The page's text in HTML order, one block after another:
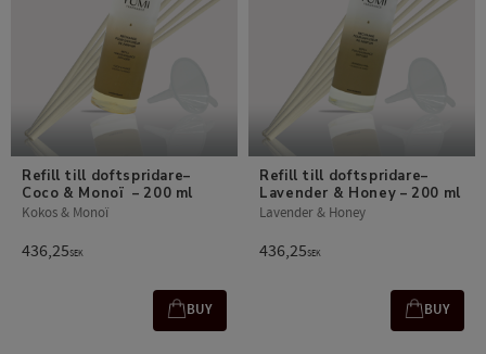
Refill till doftspridare–
Coco & Monoï  – 200 ml
Kokos & Monoï
436,25SEK
BUY
Refill till doftspridare–
Lavender & Honey – 200 ml
Lavender & Honey
436,25SEK
BUY